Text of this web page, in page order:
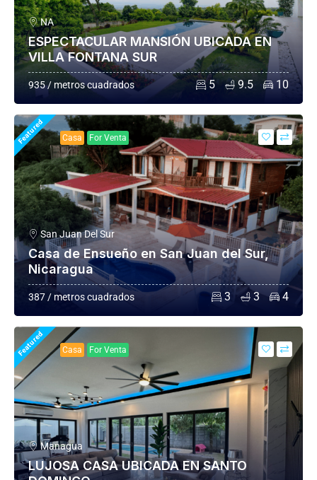
NA
ESPECTACULAR MANSIÓN UBICADA EN
VILLA FONTANA SUR
935 / metros cuadrados 5 9.5 10
Featured Casa For Venta
San Juan Del Sur
Casa de Ensueño en San Juan del Sur,
Nicaragua
387 / metros cuadrados 3 3 4
Featured Casa For Venta
Managua
LUJOSA CASA UBICADA EN SANTO